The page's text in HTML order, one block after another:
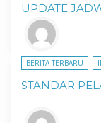
UPDATE
BERITA TERBARU
STANDAR